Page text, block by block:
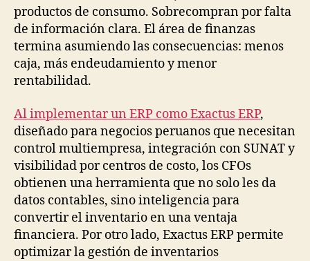
productos de consumo. Sobrecompran por falta
de información clara. El área de finanzas
termina asumiendo las consecuencias: menos
caja, más endeudamiento y menor
rentabilidad.
Al implementar un ERP como Exactus ERP,
diseñado para negocios peruanos que necesitan
control multiempresa, integración con SUNAT y
visibilidad por centros de costo, los CFOs
obtienen una herramienta que no solo les da
datos contables, sino inteligencia para
convertir el inventario en una ventaja
financiera. Por otro lado, Exactus ERP permite
optimizar la gestión de inventarios